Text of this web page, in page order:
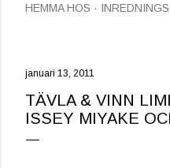
HEMMA HOS
januari 13, 2011
TÄVLA & VINN
ISSEY MIYAKE